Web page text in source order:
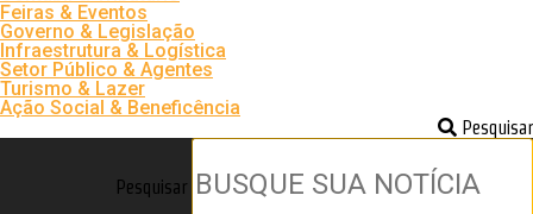
Feiras & Eventos
Governo & Legislação
Infraestrutura & Logística
Setor Público & Agentes
Turismo & Lazer
Ação Social & Beneficência
Pesquisar
Pesquisar